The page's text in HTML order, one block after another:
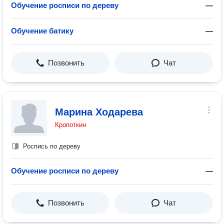
Обучение росписи по дереву —
Обучение батику —
Позвонить Чат
Марина Ходарева
Кропоткин
Роспись по дереву
Обучение росписи по дереву —
Позвонить Чат